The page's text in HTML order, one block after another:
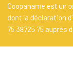
Coopaname est un
dont la déclaration
75 38725 75 auprès